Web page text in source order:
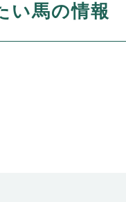
い馬の情報